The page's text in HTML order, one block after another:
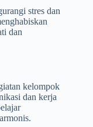
stres dan
dan
kelompok
dan kerja